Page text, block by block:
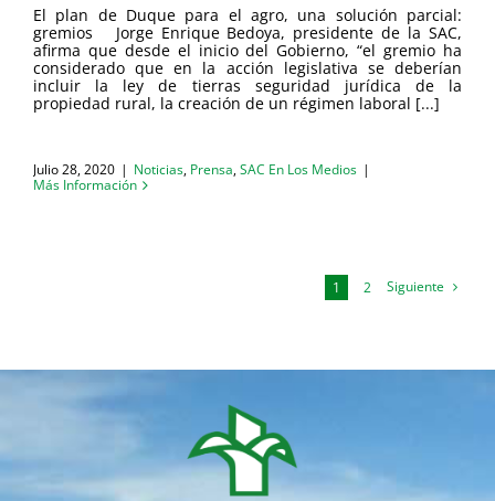
El plan de Duque para el agro, una solución parcial:
gremios Jorge Enrique Bedoya, presidente de la SAC,
afirma que desde el inicio del Gobierno, “el gremio ha
considerado que en la acción legislativa se deberían
incluir la ley de tierras seguridad jurídica de la
propiedad rural, la creación de un régimen laboral [...]
Julio 28, 2020 | Noticias, Prensa,SAC En Los Medios |
Más Información
1 2 Siguiente